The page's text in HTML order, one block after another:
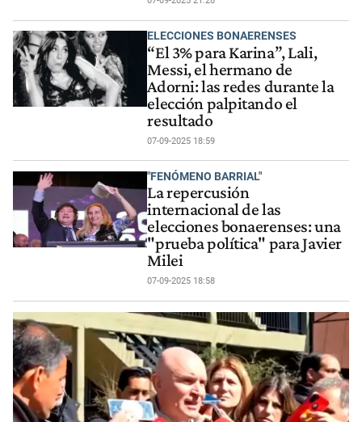
ELECCIONES BONAERENSES
“El 3% para Karina”, Lali,
Messi, el hermano de
Adorni: las redes durante la
elección palpitando el
resultado
07-09-2025 18:59
"FENÓMENO BARRIAL"
La repercusión
internacional de las
elecciones bonaerenses: una
"prueba política" para Javier
Milei
07-09-2025 18:58